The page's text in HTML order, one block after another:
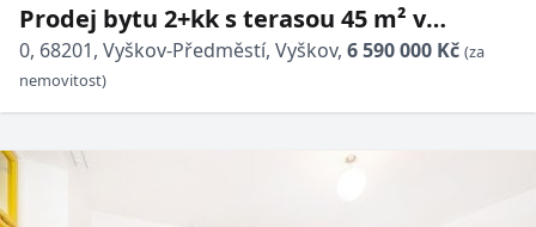
Prodej bytu 2+kk s terasou 45 m² v
projektu Rezidence Haná, Vyškov
0, 68201, Vyškov-Předměstí, Vyškov, 6 590 000 Kč (za
nemovitost)